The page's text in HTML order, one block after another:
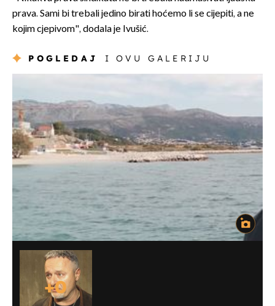
prava. Sami bi trebali jedino birati hoćemo li se cijepiti, a ne
kojim cjepivom", dodala je Ivušić.
POGLEDAJ I OVU GALERIJU
+0